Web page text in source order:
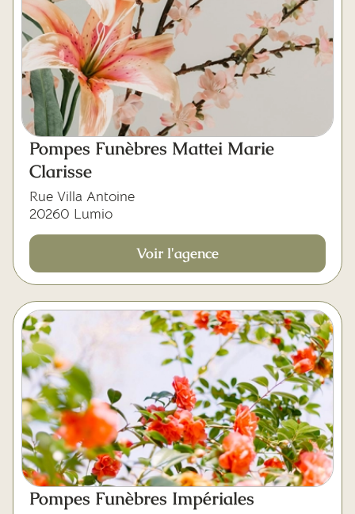
Pompes Funèbres Mattei Marie
Clarisse
Rue Villa Antoine
20260 Lumio
Voir l'agence
Pompes Funèbres Impériales